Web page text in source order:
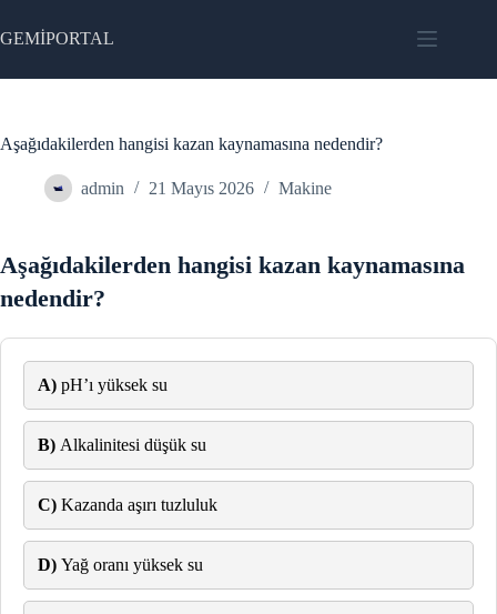
to
content
GEMİPORTAL
Aşağıdakilerden hangisi kazan kaynamasına nedendir?
admin 21 Mayıs 2026 Makine
Aşağıdakilerden hangisi kazan kaynamasına
nedendir?
A) pH’ı yüksek su
B) Alkalinitesi düşük su
C) Kazanda aşırı tuzluluk
D) Yağ oranı yüksek su